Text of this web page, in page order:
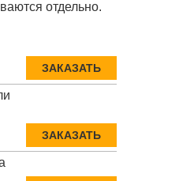
отдельно.
ЗАКАЗАТЬ
ЗАКАЗАТЬ